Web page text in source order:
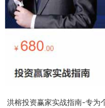
洪榕投资赢家实战指南-专为